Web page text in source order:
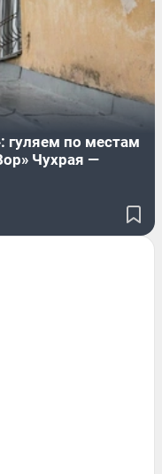
гуляем по местам
Чухрая —